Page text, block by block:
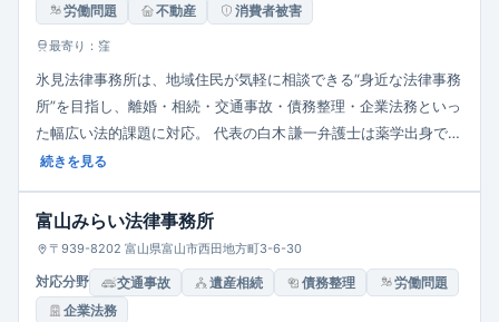
労働問題 不動産 消費者被害
最寄り：窪
氷見法律事務所は、地域住民が気軽に相談できる“身近な法律事務
所”を目指し、離婚・相続・交通事故・債務整理・企業法務といっ
た幅広い法的課題に対応。 代表の白木 謙一弁護士は薬学出身で法
曹に転向、2013年に登録。 JR氷見駅から車6分、駐車場完備でア
続きを見る
富山みらい法律事務所
〒939-8202 富山県富山市西田地方町3-6-30
対応分野 交通事故 遺産相続 債務整理
労働問題
企業法務